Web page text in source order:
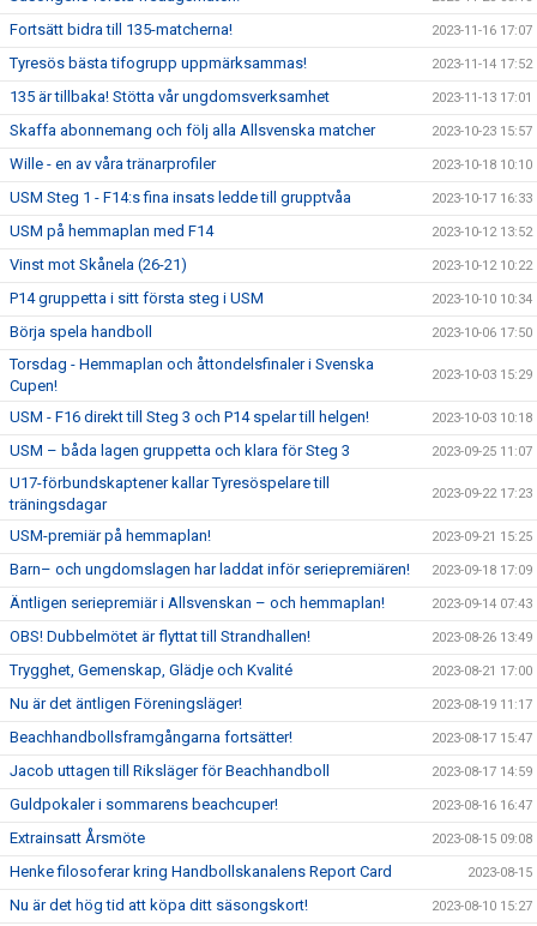
Fortsätt bidra till 135-matcherna! 2023-11-16 17:07
Tyresös bästa tifogrupp uppmärksammas! 2023-11-14 17:52
135 är tillbaka! Stötta vår ungdomsverksamhet 2023-11-13 17:01
Skaffa abonnemang och följ alla Allsvenska matcher 2023-10-23 15:57
Wille - en av våra tränarprofiler 2023-10-18 10:10
USM Steg 1 - F14:s fina insats ledde till grupptvåa 2023-10-17 16:33
USM på hemmaplan med F14 2023-10-12 13:52
Vinst mot Skånela (26-21) 2023-10-12 10:22
P14 gruppetta i sitt första steg i USM 2023-10-10 10:34
Börja spela handboll 2023-10-06 17:50
Torsdag - Hemmaplan och åttondelsfinaler i Svenska
Cupen!
2023-10-03 15:29
USM - F16 direkt till Steg 3 och P14 spelar till helgen! 2023-10-03 10:18
USM – båda lagen gruppetta och klara för Steg 3 2023-09-25 11:07
U17-förbundskaptener kallar Tyresöspelare till
träningsdagar
2023-09-22 17:23
USM-premiär på hemmaplan! 2023-09-21 15:25
Barn– och ungdomslagen har laddat inför seriepremiären! 2023-09-18 17:09
Äntligen seriepremiär i Allsvenskan – och hemmaplan! 2023-09-14 07:43
OBS! Dubbelmötet är flyttat till Strandhallen! 2023-08-26 13:49
Trygghet, Gemenskap, Glädje och Kvalité 2023-08-21 17:00
Nu är det äntligen Föreningsläger! 2023-08-19 11:17
Beachhandbollsframgångarna fortsätter! 2023-08-17 15:47
Jacob uttagen till Riksläger för Beachhandboll 2023-08-17 14:59
Guldpokaler i sommarens beachcuper! 2023-08-16 16:47
Extrainsatt Årsmöte 2023-08-15 09:08
Henke filosoferar kring Handbollskanalens Report Card 2023-08-15
Nu är det hög tid att köpa ditt säsongskort! 2023-08-10 15:27